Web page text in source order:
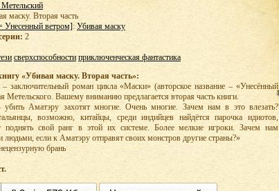
маску. Вторая часть
Унесенный ветром]: Убивая маску
2
сверхспособности приключенческая фантастика
«Убивая маску. Вторая часть»:
заключительный роман цикла «Маски» (авторское название – «Унесённый
Метельского. Вашему вниманию предлагается вторая часть книги.
Аматэру захотят многие. Очень многие. Зачем нам в это влезать?
возможно, китайцы, среди индийцев найдётся парочка идиотов,
поднять свой ранг в этой их системе. Более мелкие игроки. Зачем нам
людьми, если к Аматэру отправят своих монстров другие страны?»
брань